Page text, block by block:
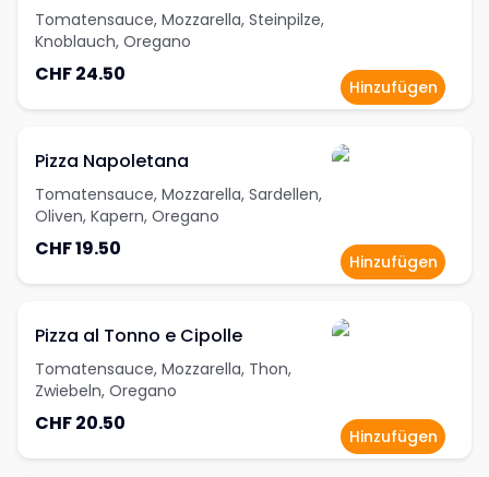
Tomatensauce, Mozzarella, Steinpilze,
Knoblauch, Oregano
CHF 24.50
Hinzufügen
Pizza Napoletana
Tomatensauce, Mozzarella, Sardellen,
Oliven, Kapern, Oregano
CHF 19.50
Hinzufügen
Pizza al Tonno e Cipolle
Tomatensauce, Mozzarella, Thon,
Zwiebeln, Oregano
CHF 20.50
Hinzufügen